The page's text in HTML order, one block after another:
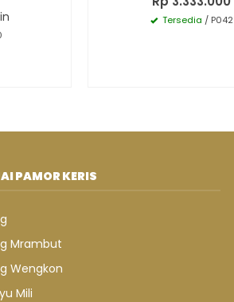
Tersedia / P042
PAMOR KERIS
Mrambut
Wengkon
Mili